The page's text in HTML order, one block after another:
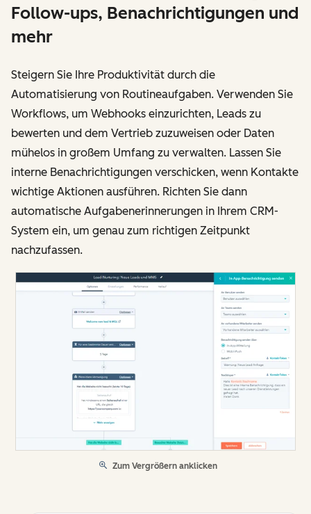
Follow-ups, Benachrichtigungen und
mehr
Steigern Sie Ihre Produktivität durch die
Automatisierung von Routineaufgaben. Verwenden Sie
Workflows, um Webhooks einzurichten, Leads zu
bewerten und dem Vertrieb zuzuweisen oder Daten
mühelos in großem Umfang zu verwalten. Lassen Sie
interne Benachrichtigungen verschicken, wenn Kontakte
wichtige Aktionen ausführen. Richten Sie dann
automatische Aufgabenerinnerungen in Ihrem CRM-
System ein, um genau zum richtigen Zeitpunkt
nachzufassen.
Zum Vergrößern anklicken